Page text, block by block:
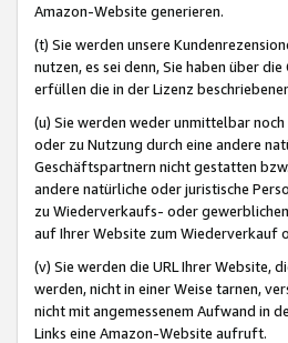
Amazon-Website generieren.
(t) Sie werden unsere
nutzen, es sei denn, Sie haben über
erfüllen die in der Lizenz
(u) Sie werden weder unmittelbar
oder zu Nutzung durch eine andere
Geschäftspartnern nicht gestatten
andere natürliche oder juristische
zu Wiederverkaufs- oder
auf Ihrer Website zum Wiederverkauf
(v) Sie werden die URL Ihrer Website,
werden, nicht in einer Weise tarnen,
nicht mit angemessenem Aufwand in
Links eine Amazon-Website aufruft.